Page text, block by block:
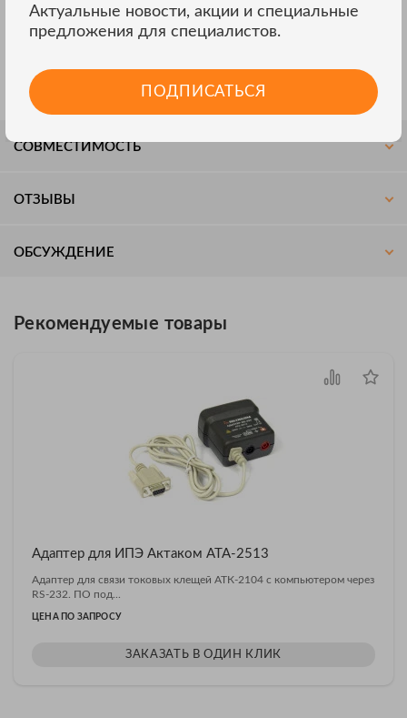
Адаптер используется приборами MPI-510, MPI-511 при
изоляции между всеми парами жил в трех, четырех и
пятижильных кабелях .
СОВМЕСТИМОСТЬ
ОТЗЫВЫ
ОБСУЖДЕНИЕ
Рекомендуемые товары
Адаптер для ИПЭ Актаком АТА-2513
Адаптер для связи токовых клещей АТК-2104 с компьютером через
RS-232. ПО под...
ЦЕНА ПО ЗАПРОСУ
ЗАКАЗАТЬ В ОДИН КЛИК
Актуальные новости, акции и специальные
предложения для специалистов.
ПОДПИСАТЬСЯ